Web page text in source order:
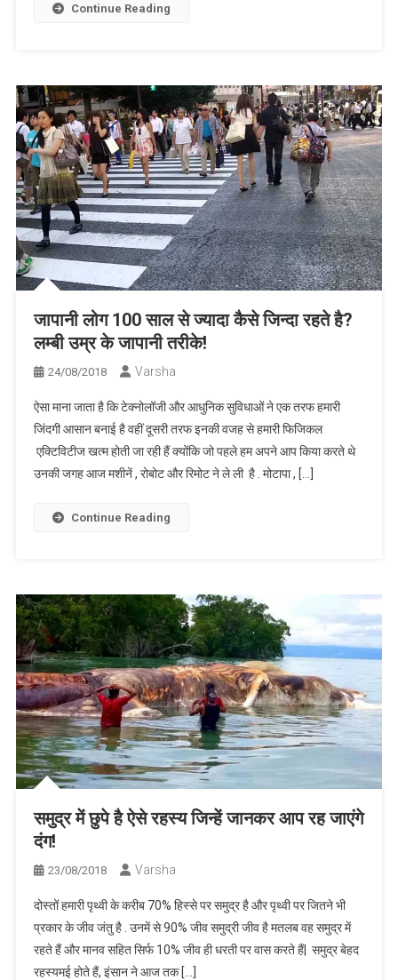
Continue Reading
जापानी लोग 100 साल से ज्यादा कैसे जिन्दा रहते है?
लम्बी उम्र के जापानी तरीके!
24/08/2018 Varsha
ऐसा माना जाता है कि टेक्नोलॉजी और आधुनिक सुविधाओं ने एक तरफ हमारी
जिंदगी आसान बनाई है वहीं दूसरी तरफ इनकी वजह से हमारी फिजिकल
एक्टिविटीज खत्म होती जा रही हैं क्योंकि जो पहले हम अपने आप किया करते थे
उनकी जगह आज मशीनें , रोबोट और रिमोट ने ले ली है . मोटापा , […]
Continue Reading
समुद्र में छुपे है ऐसे रहस्य जिन्हें जानकर आप रह जाएंगे
दंग!
23/08/2018 Varsha
दोस्तों हमारी पृथ्वी के करीब 70% हिस्से पर समुद्र है और पृथ्वी पर जितने भी
प्रकार के जीव जंतु है . उनमें से 90% जीव समुद्री जीव है मतलब वह समुद्र में
रहते हैं और मानव सहित सिर्फ 10% जीव ही धरती पर वास करते हैं| समुद्र बेहद
रहस्यमई होते हैं, इंसान ने आज तक […]